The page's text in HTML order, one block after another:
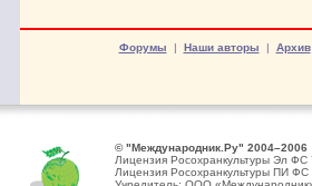
Форумы | Наши авторы | Архив
© "Международник.Ру" 2004–2006
Лицензия Росохранкультуры Эл ФС
Лицензия Росохранкультуры ПИ ФС